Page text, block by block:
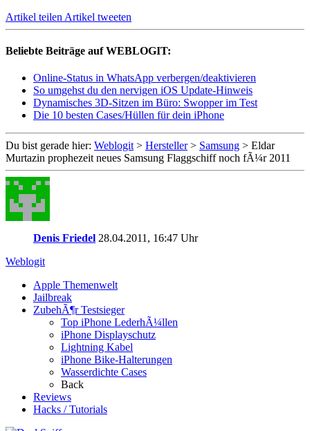
Artikel teilen Artikel tweeten
Beliebte Beiträge auf WEBLOGIT:
Online-Status in WhatsApp verbergen/deaktivieren
So umgehst du den nervigen iOS Update-Hinweis
Dynamisches 3D-Sitzen im Büro: Swopper im Test
Die 10 besten Cases/Hüllen für dein iPhone
Du bist gerade hier: Weblogit> Hersteller> Samsung > Eldar
Murtazin prophezeit neues Samsung Flaggschiff noch fÃ¼r 2011
Denis Friedel 28.04.2011, 16:47 Uhr
Weblogit
Apple Themenwelt
Jailbreak
ZubehÃ¶r Testsieger
Top iPhone LederhÃ¼llen
iPhone Displayschutz
Lightning Kabel
iPhone Bike-Halterungen
Wasserdichte Cases
Back
Reviews
Hacks / Tutorials